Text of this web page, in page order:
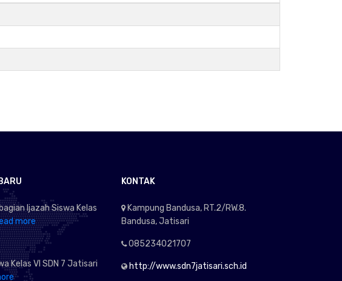
Ijazah Siswa Kelas
more
Kelas VI SDN 7 Jatisari
KONTAK
Kampung Bandusa, RT.2/RW.8.
Bandusa, Jatisari
085234021707
http://www.sdn7jatisari.sch.id